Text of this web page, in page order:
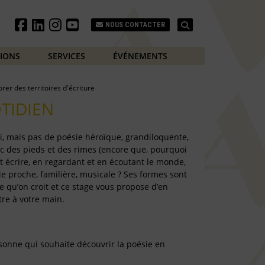
NOUS CONTACTER
SERVICES ÉVÉNEMENTS
des territoires d'écriture
mais pas de poésie héroïque, grandiloquente,
des pieds et des rimes (encore que, pourquoi
écrire, en regardant et en écoutant le monde,
proche, familière, musicale ? Ses formes sont
croit et ce stage vous propose d’en
à votre main.
qui souhaite découvrir la poésie en